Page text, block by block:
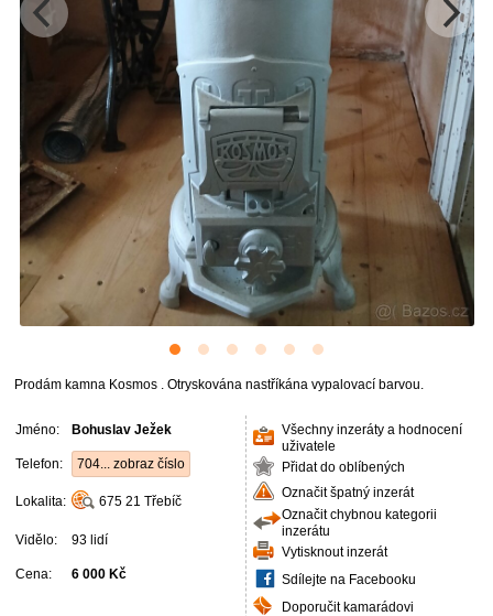
Prodám kamna Kosmos . Otryskována nastříkána vypalovací barvou.
Jméno: Bohuslav Ježek
Telefon: 704... zobraz číslo
Lokalita: 675 21 Třebíč
Vidělo: 93 lidí
Cena: 6 000 Kč
Všechny inzeráty a hodnocení
uživatele
Přidat do oblíbených
Označit špatný inzerát
Označit chybnou kategorii
inzerátu
Vytisknout inzerát
Sdílejte na Facebooku
Doporučit kamarádovi